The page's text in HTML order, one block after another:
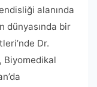
alanında
dünyasında bir
Dr.
Biyomedikal